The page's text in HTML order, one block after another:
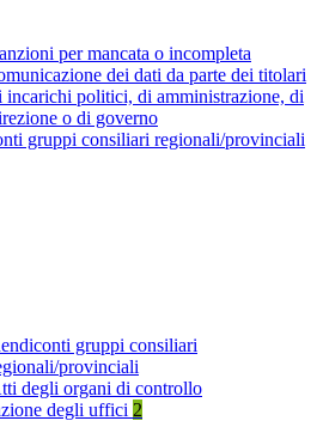
per mancata o incompleta
dei dati da parte dei titolari
incarichi politici, di amministrazione, di
o di governo
gruppi consiliari regionali/provinciali
gruppi consiliari
provinciali
degli organi di controllo
degli uffici 2